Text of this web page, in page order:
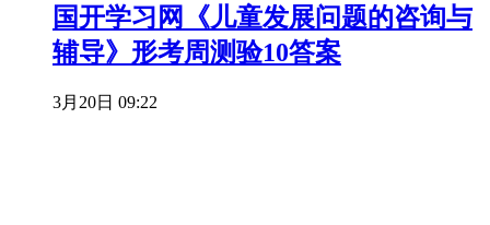
国开学习网《儿童发展问题的咨询与
辅导》形考周测验10答案
3月20日 09:22